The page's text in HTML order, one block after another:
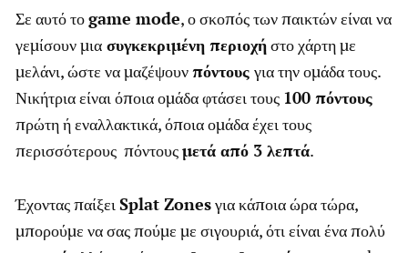
Σε αυτό τοgame mode, ο σκοπός των παικτών είναι να
γεμίσουν μια συγκεκριμένη περιοχήστο χάρτη με
μελάνι, ώστε να μαζέψουνπόντους για την ομάδα τους.
Νικήτρια είναι όποια ομάδα φτάσει τους 100 πόντους
πρώτη ή εναλλακτικά, όποια ομάδα έχει τους
περισσότερους πόντουςμετά από 3 λεπτά.
Έχοντας παίξειSplat Zonesγια κάποια ώρα τώρα,
μπορούμε να σας πούμε με σιγουριά, ότι είναι ένα πολύ